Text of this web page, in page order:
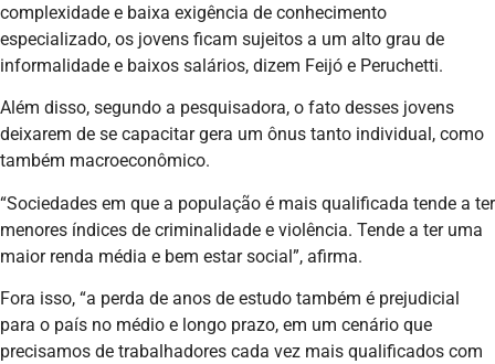
complexidade e baixa exigência de conhecimento
especializado, os jovens ficam sujeitos a um alto grau de
informalidade e baixos salários, dizem Feijó e Peruchetti.
Além disso, segundo a pesquisadora, o fato desses jovens
deixarem de se capacitar gera um ônus tanto individual, como
também macroeconômico.
“Sociedades em que a população é mais qualificada tende a ter
menores índices de criminalidade e violência. Tende a ter uma
maior renda média e bem estar social”, afirma.
Fora isso, “a perda de anos de estudo também é prejudicial
para o país no médio e longo prazo, em um cenário que
precisamos de trabalhadores cada vez mais qualificados com